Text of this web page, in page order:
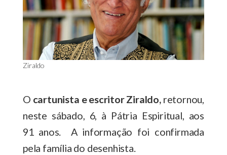
Ziraldo
O cartunista e escritor Ziraldo,retornou,
neste sábado, 6, à Pátria Espiritual, aos
91 anos. A informação foi confirmada
pela família do desenhista.